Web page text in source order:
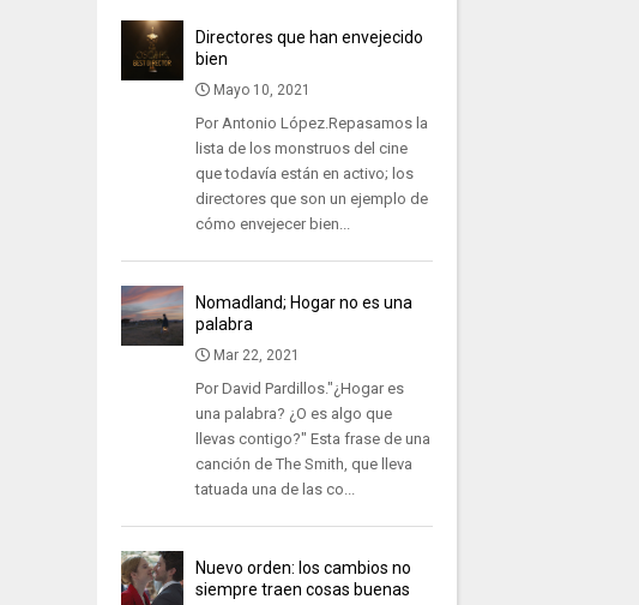
Directores que han envejecido
bien
Mayo 10, 2021
Por Antonio López.Repasamos la
lista de los monstruos del cine
que todavía están en activo; los
directores que son un ejemplo de
cómo envejecer bien...
Nomadland; Hogar no es una
palabra
Mar 22, 2021
Por David Pardillos."¿Hogar es
una palabra? ¿O es algo que
llevas contigo?" Esta frase de una
canción de The Smith, que lleva
tatuada una de las co...
Nuevo orden: los cambios no
siempre traen cosas buenas